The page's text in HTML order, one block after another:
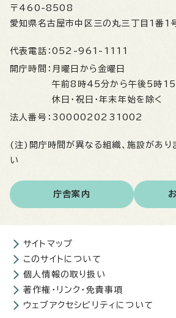
〒460-8508
愛知県名古屋市中区三の丸三丁目1番1
代表電話： 052-961-1111
開庁時間： 月曜日から金曜日
午前8時45分から午後5時15
休日・祝日・年末年始を除く
法人番号： 3000020231002
(注)開庁時間が異なる組織、施設があり
い
庁舎案内
サイトマップ
このサイトについて
個人情報の取り扱い
著作権・リンク・免責事項
ウェブアクセシビリティについて